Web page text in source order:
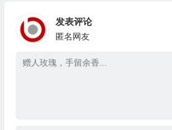
发表评论
匿名网友